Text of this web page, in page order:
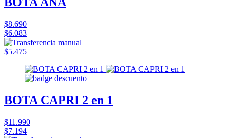
$8.690
$6.083
$5.475
BOTA CAPRI 2 en 1
$11.990
$7.194